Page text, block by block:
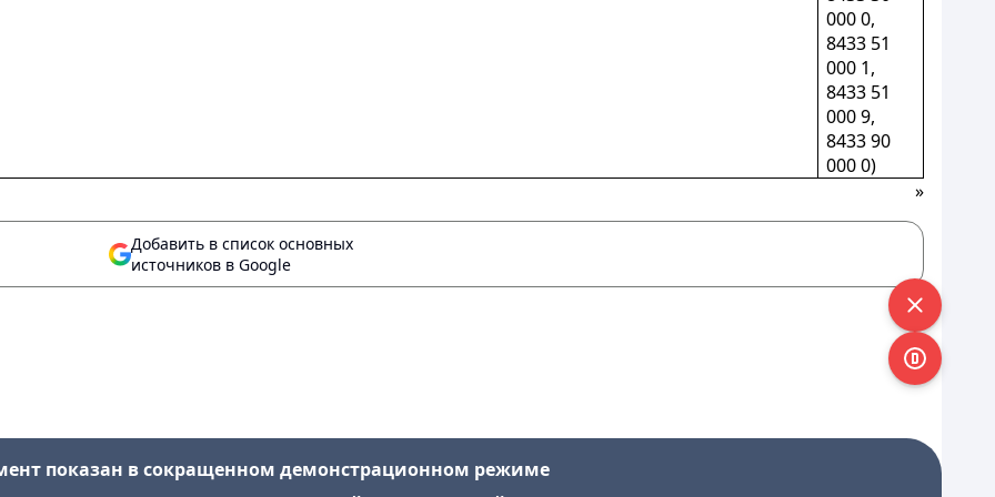
000 0,
8433 51
000 1,
8433 51
000 9,
8433 90
000 0)
»
Добавить в список основных
источников в Google
показан в сокращенном демонстрационном режиме